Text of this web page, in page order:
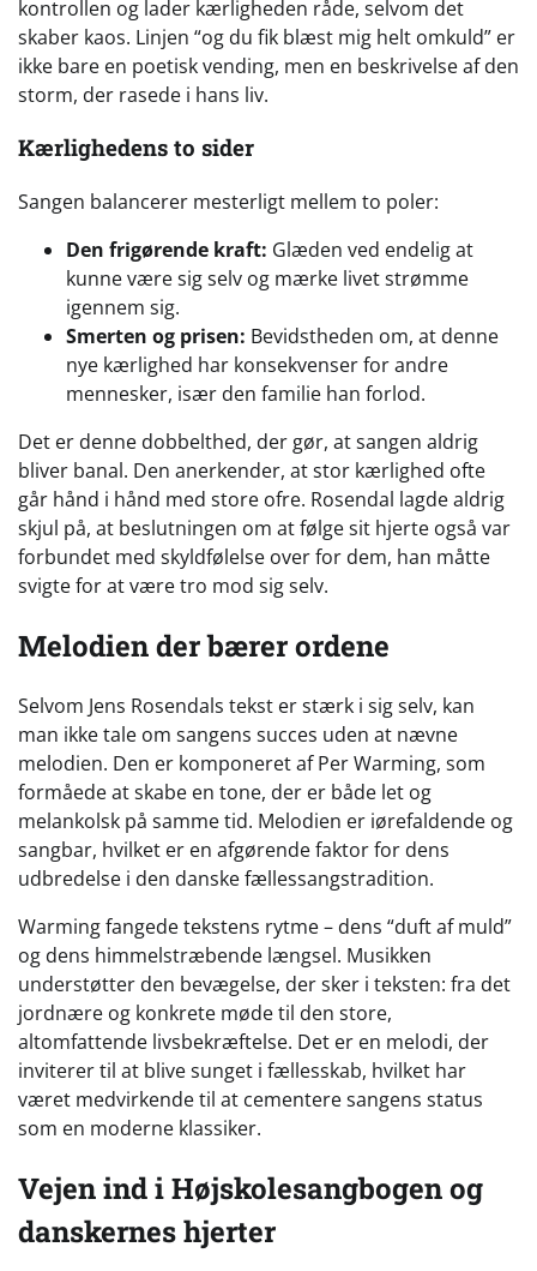
kontrollen og lader kærligheden råde, selvom det
skaber kaos. Linjen “og du fik blæst mig helt omkuld” er
ikke bare en poetisk vending, men en beskrivelse af den
storm, der rasede i hans liv.
Kærlighedens to sider
Sangen balancerer mesterligt mellem to poler:
Den frigørende kraft: Glæden ved endelig at
kunne være sig selv og mærke livet strømme
igennem sig.
Smerten og prisen: Bevidstheden om, at denne
nye kærlighed har konsekvenser for andre
mennesker, især den familie han forlod.
Det er denne dobbelthed, der gør, at sangen aldrig
bliver banal. Den anerkender, at stor kærlighed ofte
går hånd i hånd med store ofre. Rosendal lagde aldrig
skjul på, at beslutningen om at følge sit hjerte også var
forbundet med skyldfølelse over for dem, han måtte
svigte for at være tro mod sig selv.
Melodien der bærer ordene
Selvom Jens Rosendals tekst er stærk i sig selv, kan
man ikke tale om sangens succes uden at nævne
melodien. Den er komponeret af Per Warming, som
formåede at skabe en tone, der er både let og
melankolsk på samme tid. Melodien er iørefaldende og
sangbar, hvilket er en afgørende faktor for dens
udbredelse i den danske fællessangstradition.
Warming fangede tekstens rytme – dens “duft af muld”
og dens himmelstræbende længsel. Musikken
understøtter den bevægelse, der sker i teksten: fra det
jordnære og konkrete møde til den store,
altomfattende livsbekræftelse. Det er en melodi, der
inviterer til at blive sunget i fællesskab, hvilket har
været medvirkende til at cementere sangens status
som en moderne klassiker.
Vejen ind i Højskolesangbogen og
danskernes hjerter